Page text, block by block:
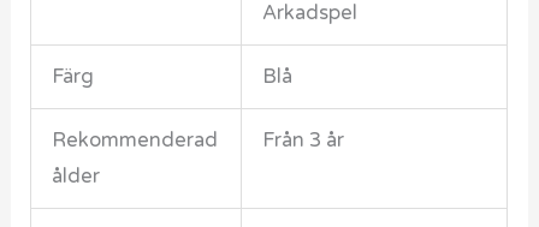
Arkadspel
Färg Blå
Rekommenderad
ålder
Från 3 år